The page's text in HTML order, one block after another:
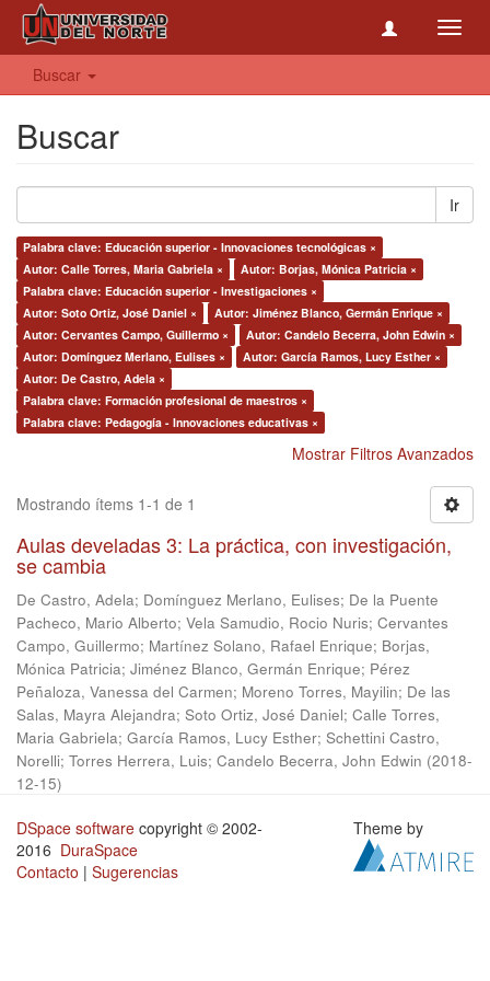
Buscar
Buscar
Ir
Palabra clave: Educación superior - Innovaciones tecnológicas ×
Autor: Calle Torres, Maria Gabriela ×
Autor: Borjas, Mónica Patricia ×
Palabra clave: Educación superior - Investigaciones ×
Autor: Soto Ortiz, José Daniel ×
Autor: Jiménez Blanco, Germán Enrique ×
Autor: Cervantes Campo, Guillermo ×
Autor: Candelo Becerra, John Edwin ×
Autor: Domínguez Merlano, Eulises ×
Autor: García Ramos, Lucy Esther ×
Autor: De Castro, Adela ×
Palabra clave: Formación profesional de maestros ×
Palabra clave: Pedagogía - Innovaciones educativas ×
Mostrar Filtros Avanzados
Mostrando ítems 1-1 de 1
Aulas develadas 3: La práctica, con investigación,
se cambia
De Castro, Adela; Domínguez Merlano, Eulises; De la Puente
Pacheco, Mario Alberto; Vela Samudio, Rocio Nuris; Cervantes
Campo, Guillermo; Martínez Solano, Rafael Enrique; Borjas,
Mónica Patricia; Jiménez Blanco, Germán Enrique; Pérez
Peñaloza, Vanessa del Carmen; Moreno Torres, Mayilin; De las
Salas, Mayra Alejandra; Soto Ortiz, José Daniel; Calle Torres,
Maria Gabriela; García Ramos, Lucy Esther; Schettini Castro,
Norelli; Torres Herrera, Luis; Candelo Becerra, John Edwin (2018-
12-15)
DSpace software copyright © 2002-
2016 DuraSpace
Contacto | Sugerencias
Theme by